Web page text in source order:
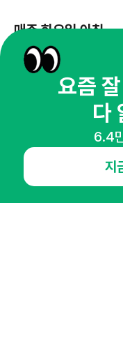
매주 화요일 아침,
마케팅 감각을 깨워
65,043명의 마케터를 성장시
뉴스레터 구독하기
오픈애즈란 공지사항
요즘
다
6.4
지